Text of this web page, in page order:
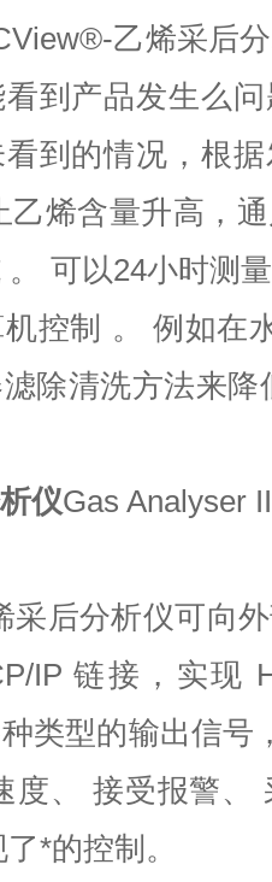
乙烯采后
到产品发生么
到的情况，根
乙烯含量升高，
可以24小时测
控制 。 例如在
除清洗方法来
仪Gas Analyser II
采后分析仪可向
IP 链接，实现
类型的输出信号
度、 接受报警、
*的控制。